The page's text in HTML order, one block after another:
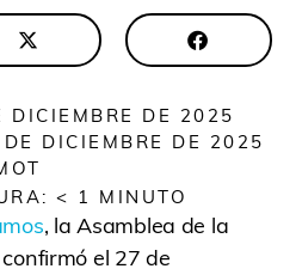
DICIEMBRE DE 2025
DICIEMBRE DE 2025
< 1 MINUTO
, la Asamblea de la
el 27 de